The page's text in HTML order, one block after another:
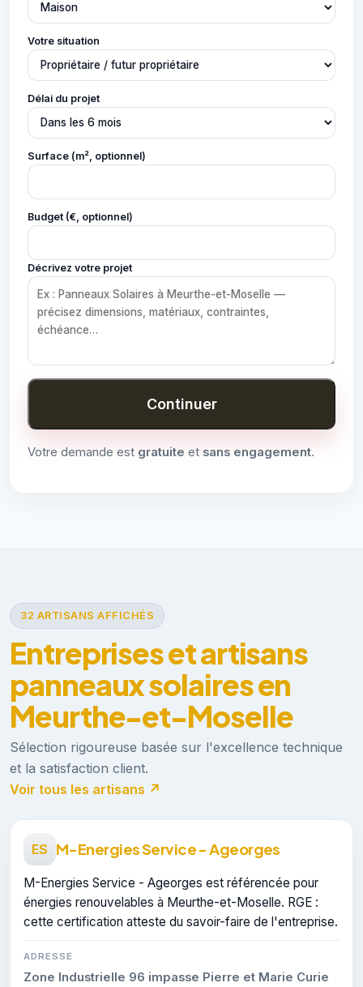
Votre situation
Délai du projet
Surface (m², optionnel)
Budget (€, optionnel)
Décrivez votre projet
Continuer
Votre demande est gratuite et sans engagement.
32 ARTISANS AFFICHÉS
Entreprises et artisans
panneaux solaires en
Meurthe-et-Moselle
Sélection rigoureuse basée sur l'excellence technique
et la satisfaction client.
Voir tous les artisans ↗
ES M-Energies Service - Ageorges
M-Energies Service - Ageorges est référencée pour
énergies renouvelables à Meurthe-et-Moselle. RGE :
cette certification atteste du savoir-faire de l'entreprise.
ADRESSE
Zone Industrielle 96 impasse Pierre et Marie Curie